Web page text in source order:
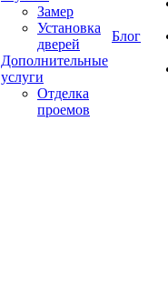
Замер
Установка
дверей
Дополнительные
услуги
Отделка
проемов
Блог